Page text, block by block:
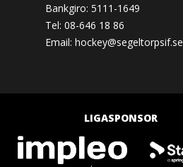
Bankgiro: 5111-1649
Tel: 08-646 18 86
Email:hockey@segeltorpsif.se
LIGASPONSOR